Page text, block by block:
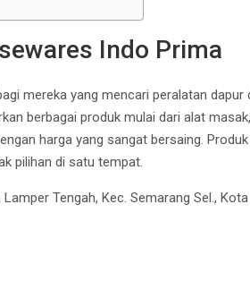
Indo Prima
mereka yang mencari peralatan dapur
berbagai produk mulai dari alat
harga yang sangat bersaing.
pilihan di satu tempat.
Tengah, Kec. Semarang Sel.,